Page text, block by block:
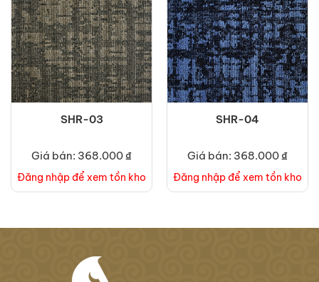
SHR-03
Giá bán: 368.000 ₫
Đăng nhập để xem tồn kho
SHR-04
Giá bán: 368.000 ₫
Đăng nhập để xem tồn kho